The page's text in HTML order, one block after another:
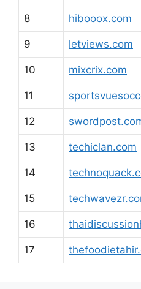
8 hibooox.com
9 letviews.com
10 mixcrix.com
11
12
13 techiclan.com
14
15
16
17